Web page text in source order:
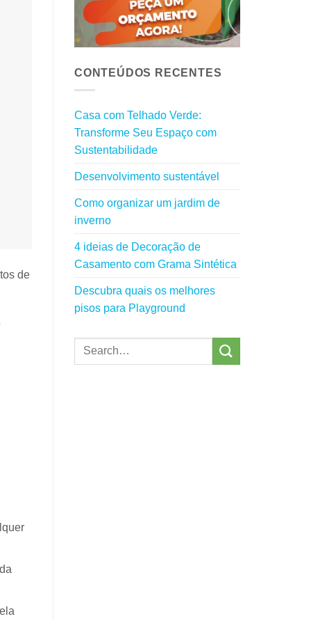
de
CONTEÚDOS RECENTES
Casa com Telhado Verde:
Transforme Seu Espaço com
Sustentabilidade
Desenvolvimento sustentável
Como organizar um jardim de
inverno
4 ideias de Decoração de
Casamento com Grama Sintética
Descubra quais os melhores
pisos para Playground